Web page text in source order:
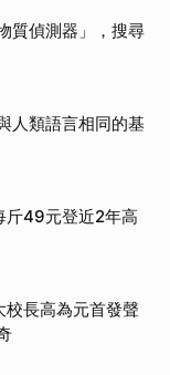
質偵測器」，搜尋
人類語言相同的基
斤49元登近2年高
長高為元首發聲